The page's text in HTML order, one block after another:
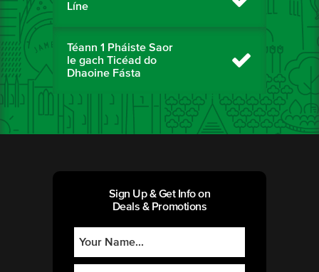
Líne
Téann 1 Pháiste Saor
le gach Ticéad do
Dhaoine Fásta
Sign Up & Get Info on
Deals & Promotions